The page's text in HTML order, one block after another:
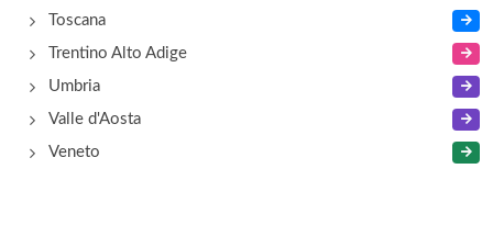
Toscana
Trentino Alto Adige
Umbria
Valle d'Aosta
Veneto